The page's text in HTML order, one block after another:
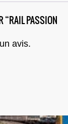
“RAIL PASSION
avis.